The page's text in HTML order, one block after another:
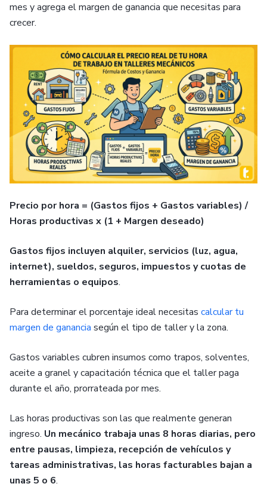
mes y agrega el margen de ganancia que necesitas para
crecer.
Precio por hora = (Gastos fijos + Gastos variables) /
Horas productivas x (1 + Margen deseado)
Gastos fijos incluyen alquiler, servicios (luz, agua,
internet), sueldos, seguros, impuestos y cuotas de
herramientas o equipos.
Para determinar el porcentaje ideal necesitas calcular tu
margen de ganancia según el tipo de taller y la zona.
Gastos variables cubren insumos como trapos, solventes,
aceite a granel y capacitación técnica que el taller paga
durante el año, prorrateada por mes.
Las horas productivas son las que realmente generan
ingreso. Un mecánico trabaja unas 8 horas diarias, pero
entre pausas, limpieza, recepción de vehículos y
tareas administrativas, las horas facturables bajan a
unas 5 o 6.